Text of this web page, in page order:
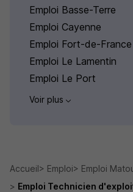
Emploi Basse-Terre
Emploi Cayenne
Emploi Fort-de-France
Emploi Le Lamentin
Emploi Le Port
Voir plus
Accueil Emploi Emploi
Emploi Technicien